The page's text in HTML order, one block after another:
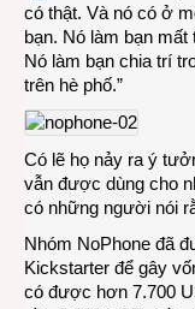
có thật. Và nó có ở
bạn. Nó làm bạn
Nó làm bạn chia trí
trên hè phố.”
Có lẽ họ nảy ra ý
vẫn được dùng cho
có những người nói
Nhóm NoPhone đã
Kickstarter để gây
có được hơn 7.700